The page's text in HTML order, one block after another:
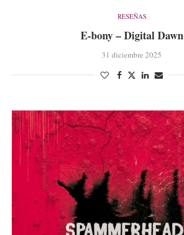
RESEÑAS
E-bony – Digital Dawn
31 diciembre 2025